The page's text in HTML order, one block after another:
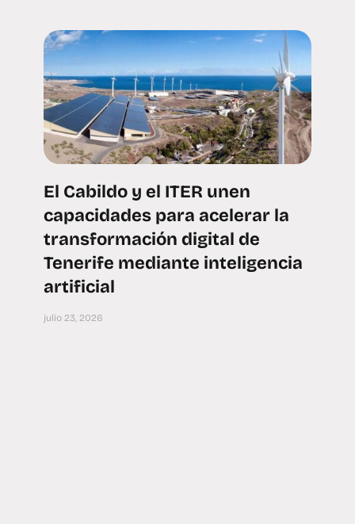
El Cabildo y el ITER unen
capacidades para acelerar la
transformación digital de
Tenerife mediante inteligencia
artificial
julio 23, 2026